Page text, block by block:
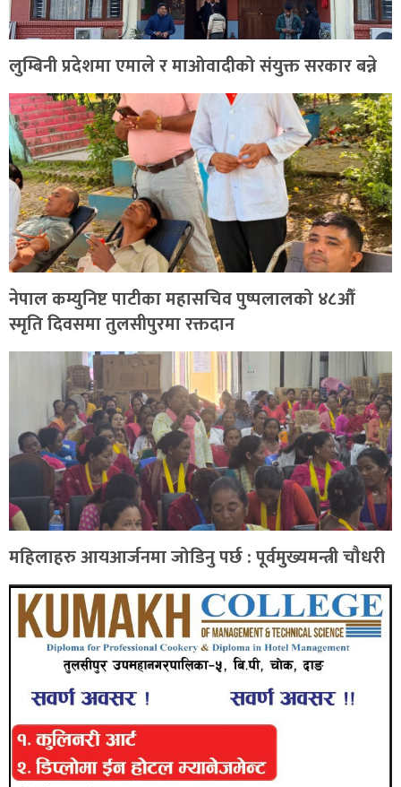
लुम्बिनी प्रदेशमा एमाले र माओवादीको संयुक्त सरकार बन्ने
नेपाल कम्युनिष्ट पाटीका महासचिव पुष्पलालको ४८औँ
स्मृति दिवसमा तुलसीपुरमा रक्तदान
महिलाहरु आयआर्जनमा जोडिनु पर्छ : पूर्वमुख्यमन्त्री चौधरी